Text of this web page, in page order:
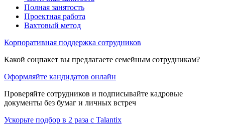
Полная занятость
Проектная работа
Вахтовый метод
Корпоративная поддержка сотрудников
Какой соцпакет вы предлагаете семейным сотрудникам?
Оформляйте кандидатов онлайн
Проверяйте сотрудников и подписывайте кадровые
документы без бумаг и личных встреч
Ускорьте подбор в 2 раза с Talantix